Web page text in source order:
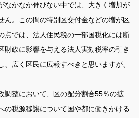
なかなか伸びない中では、大きく増加が
ん。この間の特別区交付金などの増が区
点では、法人住民税の一部国税化には断
財政に影響を与える法人実効税率の引き
、広く区民に広報すべきと思いますが、
調整において、区の配分割合55％の拡
の税源移譲について国や都に働きかける